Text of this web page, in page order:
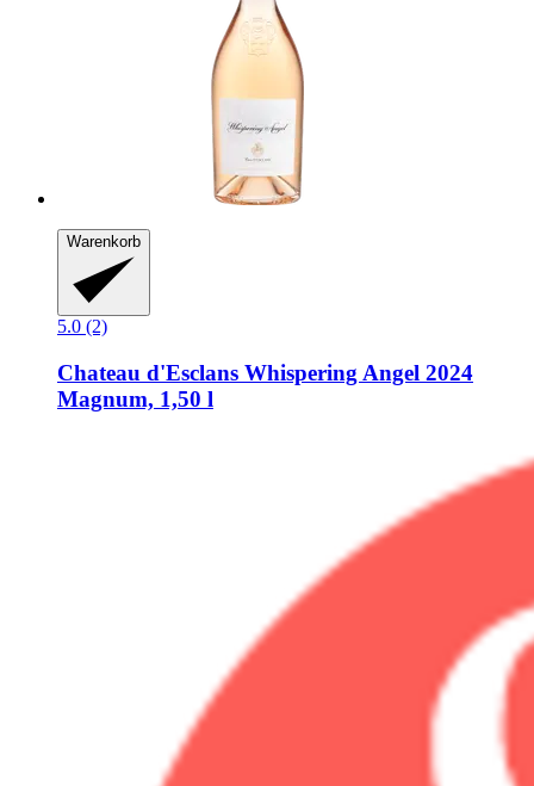
Warenkorb
5.0 (2)
Chateau d'Esclans Whispering Angel 2024
Magnum, 1,50 l